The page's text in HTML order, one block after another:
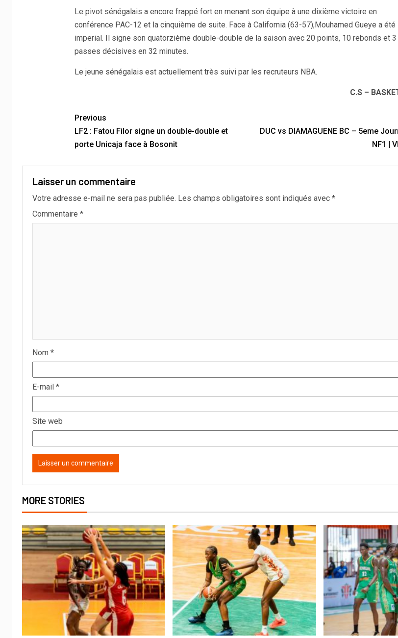
Le pivot sénégalais a encore frappé fort en menant son équipe à une dixième victoire en
conférence PAC-12 et la cinquième de suite. Face à California (63-57),Mouhamed Gueye a été
imperial. Il signe son quatorzième double-double de la saison avec 20 points, 10 rebonds et 3
passes décisives en 32 minutes.
Le jeune sénégalais est actuellement très suivi par les recruteurs NBA.
C.S –
Previous
LF2 : Fatou Filor signe un double-double et
porte Unicaja face à Bosonit
DUC vs DIAMAGUENE BC – 5eme
NF1 |
Laisser un commentaire
Votre adresse e-mail ne sera pas publiée. Les champs obligatoires sont indiqués avec *
Commentaire *
Nom *
E-mail *
Site web
MORE STORIES